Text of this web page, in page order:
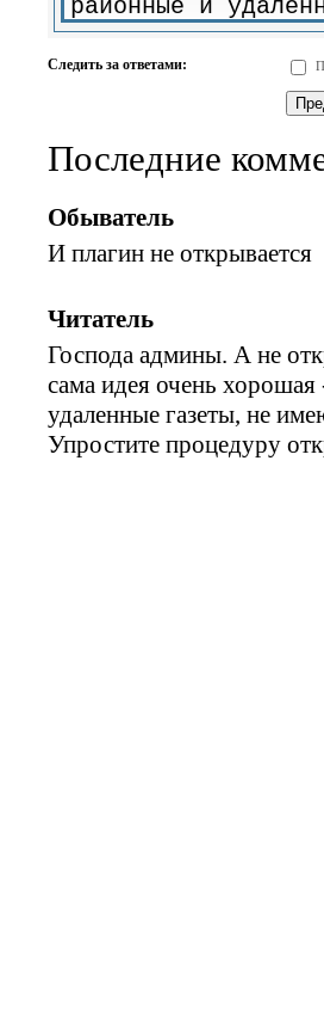
-
-
-
-
-
Следить за ответами:
Последние
Обыватель
И плагин не открывается
Читатель
Господа админы. А не
сама идея очень
удаленные газеты, не
Упростите процедуру